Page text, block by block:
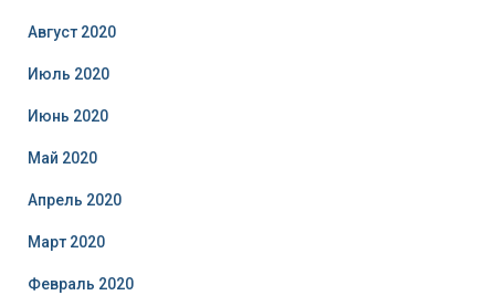
Август 2020
Июль 2020
Июнь 2020
Май 2020
Апрель 2020
Март 2020
Февраль 2020